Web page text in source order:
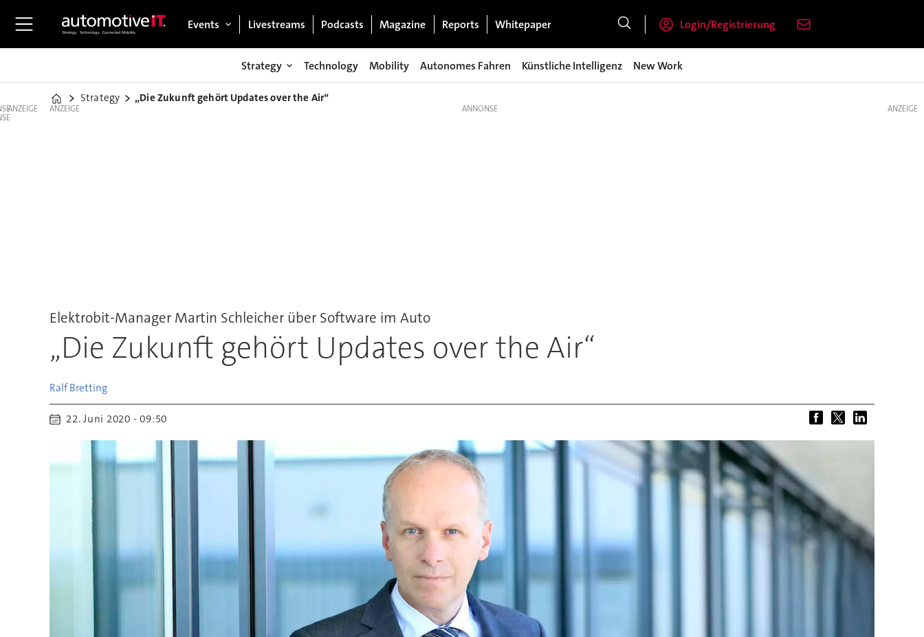
Events Livestreams Podcasts Magazine Reports Whitepaper Login/Registrierung
Strategy Technology Mobility Autonomes Fahren Künstliche Intelligenz New Work
Home
Strategy „Die Zukunft gehört Updates over the Air“
ANZEIGE ANZEIGE
Elektrobit-Manager Martin Schleicher über Software im Auto
„Die Zukunft gehört Updates over the Air“
Ralf Bretting
22. Juni 2020 - 09:50
ANZEIGE